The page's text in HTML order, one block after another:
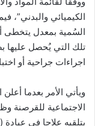
الكيميائي والبدني”،
تلك التي يُحصل
اجراءات جراحية أو
ويأتي الأمر بعدما
الاجتماعية
بتلقيه علاجا في